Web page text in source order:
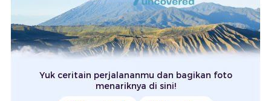
Yuk ceritain perjalananmu dan bagikan foto
menariknya di sini!